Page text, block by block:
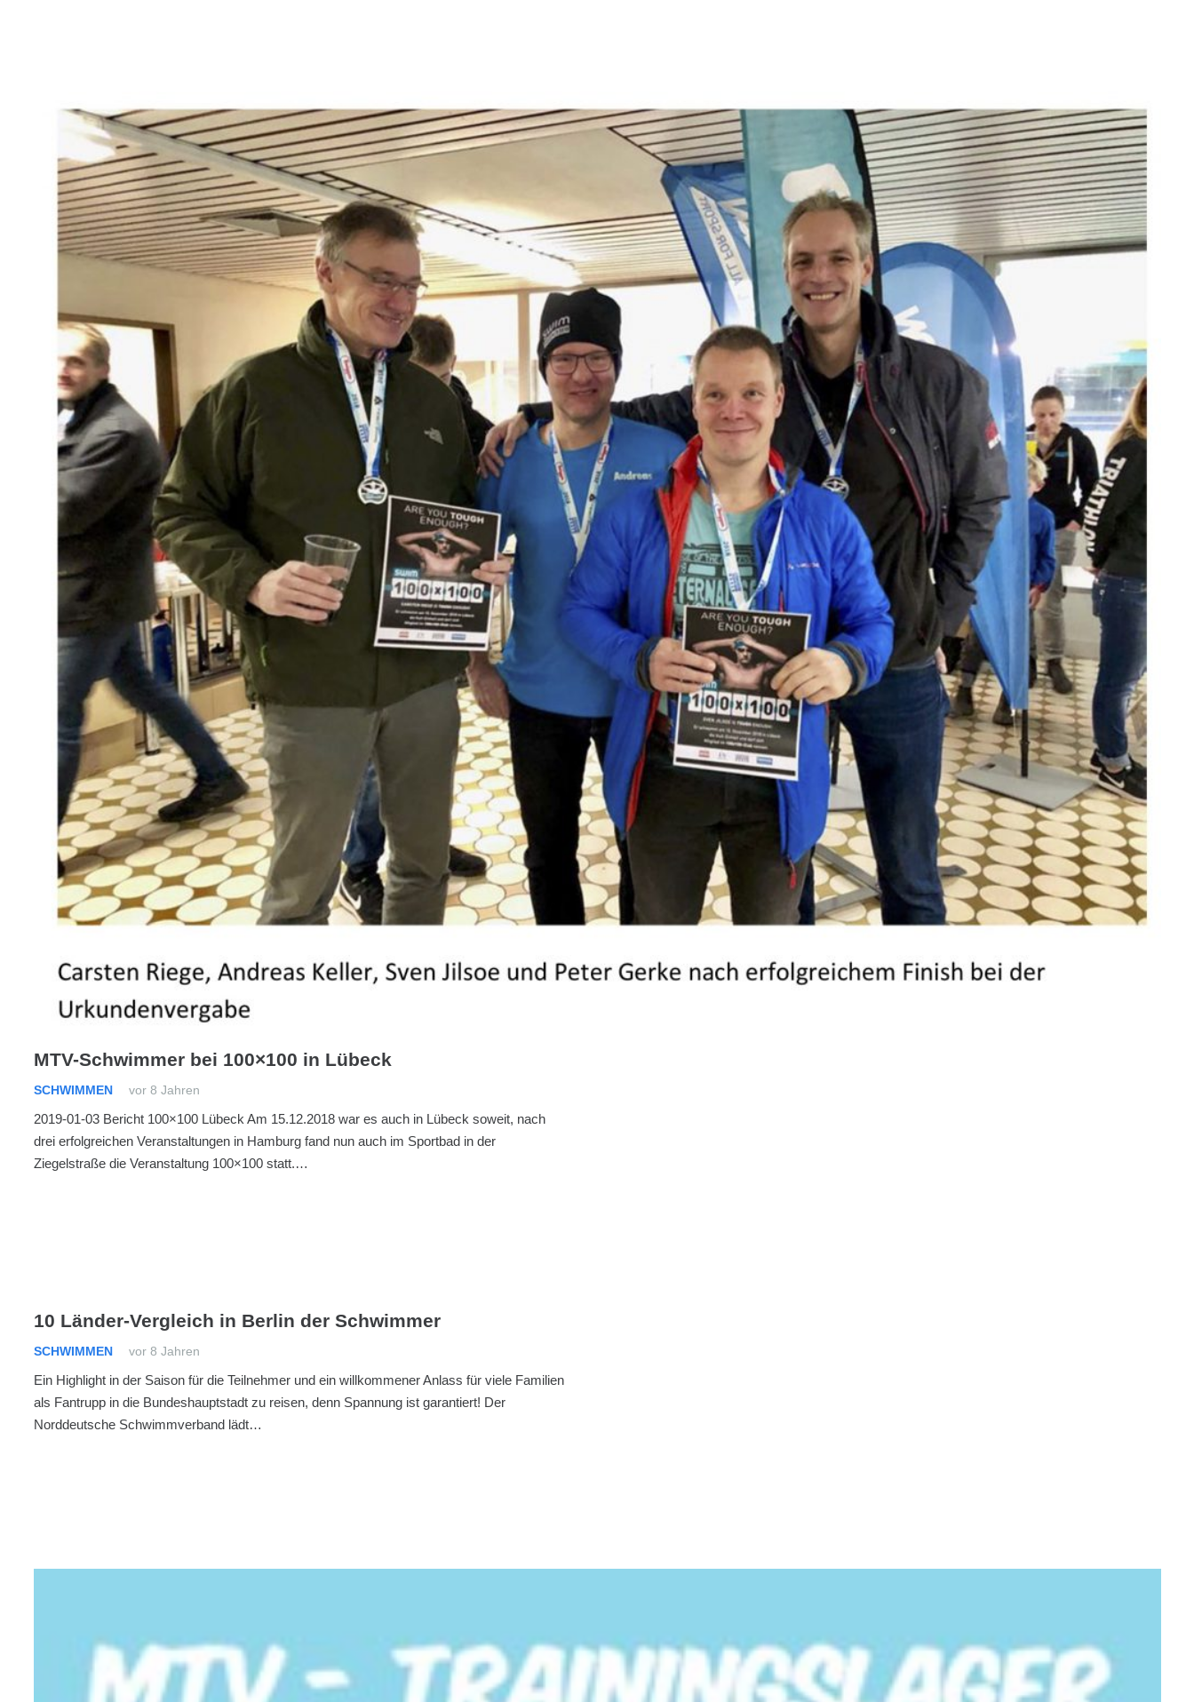
MTV-Schwimmer bei 100×100 in Lübeck
SCHWIMMEN vor 8 Jahren
2019-01-03 Bericht 100×100 Lübeck Am 15.12.2018 war es auch in Lübeck soweit, nach
drei erfolgreichen Veranstaltungen in Hamburg fand nun auch im Sportbad in der
Ziegelstraße die Veranstaltung 100×100 statt.…
10 Länder-Vergleich in Berlin der Schwimmer
SCHWIMMEN vor 8 Jahren
Ein Highlight in der Saison für die Teilnehmer und ein willkommener Anlass für viele Familien
als Fantrupp in die Bundeshauptstadt zu reisen, denn Spannung ist garantiert! Der
Norddeutsche Schwimmverband lädt…